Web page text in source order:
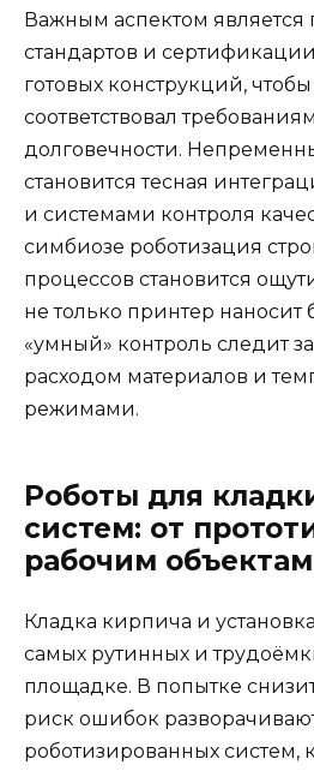
Важным аспектом
стандартов и
готовых конструкций,
соответствовал
долговечности.
становится тесная
и системами контроля
симбиозе роботизация
процессов становится
не только принтер наносит
«умный» контроль следит
расходом материалов и
режимами.
Роботы для
систем: от
рабочим объектам
Кладка кирпича и
самых рутинных и
площадке. В попытке
риск ошибок
роботизированных систем,